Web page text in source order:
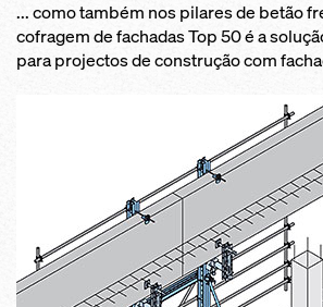
... como também nos pilares de betão
cofragem de fachadas Top 50 é a
para projectos de construção com